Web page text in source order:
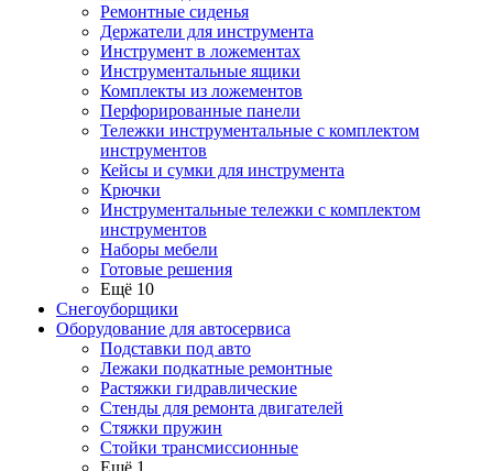
Ремонтные сиденья
Держатели для инструмента
Инструмент в ложементах
Инструментальные ящики
Комплекты из ложементов
Перфорированные панели
Тележки инструментальные с комплектом
инструментов
Кейсы и сумки для инструмента
Крючки
Инструментальные тележки с комплектом
инструментов
Наборы мебели
Готовые решения
Ещё 10
Снегоуборщики
Оборудование для автосервиса
Подставки под авто
Лежаки подкатные ремонтные
Растяжки гидравлические
Стенды для ремонта двигателей
Стяжки пружин
Стойки трансмиссионные
Ещё 1